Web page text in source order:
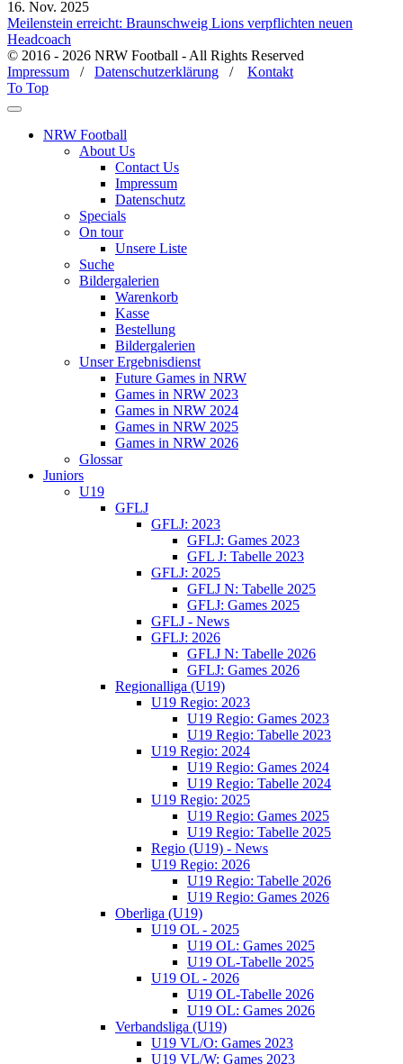
16. Nov. 2025
Meilenstein erreicht: Braunschweig Lions verpflichten neuen
Headcoach
© 2016 - 2026 NRW Football - All Rights Reserved
Impressum / Datenschutzerklärung / Kontakt
To Top
NRW Football
About Us
Contact Us
Impressum
Datenschutz
Specials
On tour
Unsere Liste
Suche
Bildergalerien
Warenkorb
Kasse
Bestellung
Bildergalerien
Unser Ergebnisdienst
Future Games in NRW
Games in NRW 2023
Games in NRW 2024
Games in NRW 2025
Games in NRW 2026
Glossar
Juniors
U19
GFLJ
GFLJ: 2023
GFLJ: Games 2023
GFL J: Tabelle 2023
GFLJ: 2025
GFLJ N: Tabelle 2025
GFLJ: Games 2025
GFLJ - News
GFLJ: 2026
GFLJ N: Tabelle 2026
GFLJ: Games 2026
Regionalliga (U19)
U19 Regio: 2023
U19 Regio: Games 2023
U19 Regio: Tabelle 2023
U19 Regio: 2024
U19 Regio: Games 2024
U19 Regio: Tabelle 2024
U19 Regio: 2025
U19 Regio: Games 2025
U19 Regio: Tabelle 2025
Regio (U19) - News
U19 Regio: 2026
U19 Regio: Tabelle 2026
U19 Regio: Games 2026
Oberliga (U19)
U19 OL - 2025
U19 OL: Games 2025
U19 OL-Tabelle 2025
U19 OL - 2026
U19 OL-Tabelle 2026
U19 OL: Games 2026
Verbandsliga (U19)
U19 VL/O: Games 2023
U19 VL/W: Games 2023